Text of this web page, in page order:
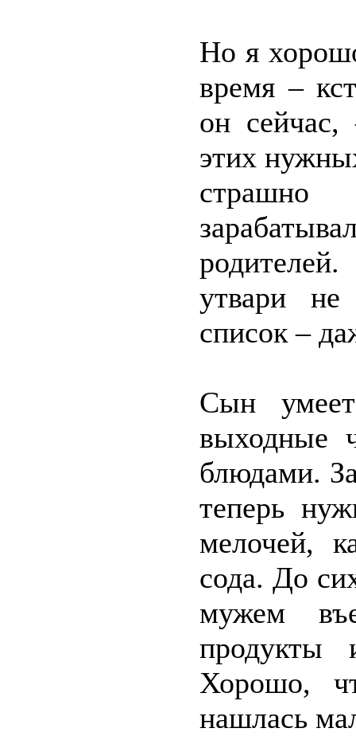
Но я
время –
он сейчас,
этих
страшно
утвари
список –
Сын
выходные
блюдами.
теперь
мелочей,
сода. До
мужем
продукты
Хорошо,
нашлась